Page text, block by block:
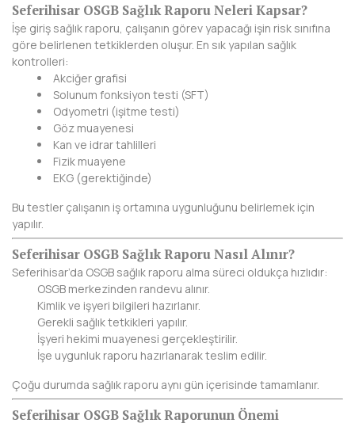
ÇANKIRI
ÇORUM
DENİZLİ
DİYARBAKIR
DÜZCE
EDİRNE
ELAZIĞ
ERZİNCAN
ERZURUM
ESKİŞEHİR
GAZİANTEP
GİRESUN
GÜMÜŞHANE
Seferihisar OSGB Sağlık Raporu Neleri Kapsar?
İşe giriş sağlık raporu, çalışanın görev yapacağı işin risk sınıfına
göre belirlenen tetkiklerden oluşur. En sık yapılan sağlık
kontrolleri:
Akciğer grafisi
Solunum fonksiyon testi (SFT)
Odyometri (işitme testi)
Göz muayenesi
Kan ve idrar tahlilleri
Fizik muayene
EKG (gerektiğinde)
Bu testler çalışanın iş ortamına uygunluğunu belirlemek için
yapılır.
Seferihisar OSGB Sağlık Raporu Nasıl Alınır?
Seferihisar’da OSGB sağlık raporu alma süreci oldukça hızlıdır:
OSGB merkezinden randevu alınır.
Kimlik ve işyeri bilgileri hazırlanır.
Gerekli sağlık tetkikleri yapılır.
İşyeri hekimi muayenesi gerçekleştirilir.
İşe uygunluk raporu hazırlanarak teslim edilir.
Çoğu durumda sağlık raporu aynı gün içerisinde tamamlanır.
Seferihisar OSGB Sağlık Raporunun Önemi